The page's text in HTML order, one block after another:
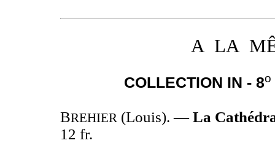
A LA
COLLECTION IN - 8o
BREHIER (Louis). — La
12 fr.